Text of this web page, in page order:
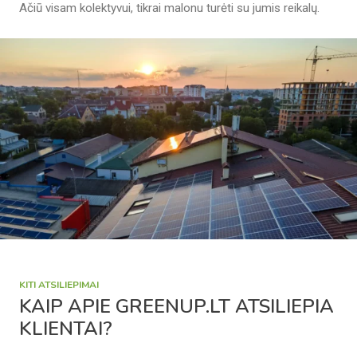
Ačiū visam kolektyvui, tikrai malonu turėti su jumis reikalų.
KITI ATSILIEPIMAI
KAIP APIE GREENUP.LT ATSILIEPIA
KLIENTAI?